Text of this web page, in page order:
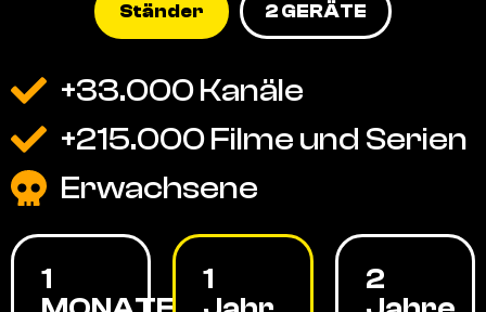
Ständer 2 GERÄTE
+33.000 Kanäle
+215.000 Filme und Serien
Erwachsene
1
1
2